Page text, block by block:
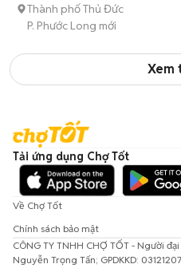
Thành phố Thủ Đức
P. Phước Long mới
Xem
Tải ứng dụng Chợ Tốt
Về Chợ Tốt
Chính sách bảo mật
CÔNG TY TNHH CHỢ TỐT - Người
Nguyễn Trọng Tấn; GPDKKD: